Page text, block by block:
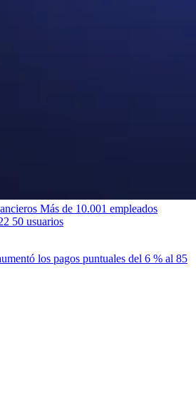
Más de 10.001 empleados
50 usuarios
los pagos puntuales del 6 % al 85